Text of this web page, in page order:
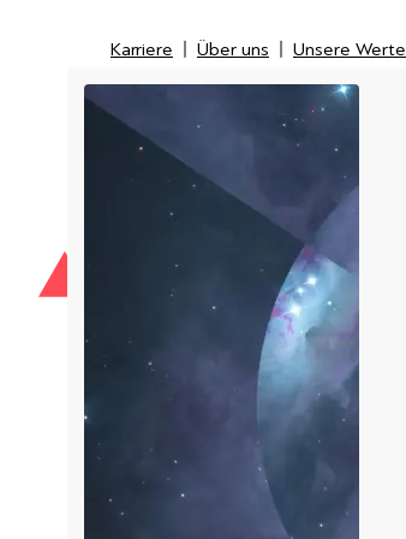
Karriere Über uns Unsere Werte
Karriere
Über uns
Unsere Werte
IT-Security
IT-Messtechnik
Managed Service Provider
Kunden